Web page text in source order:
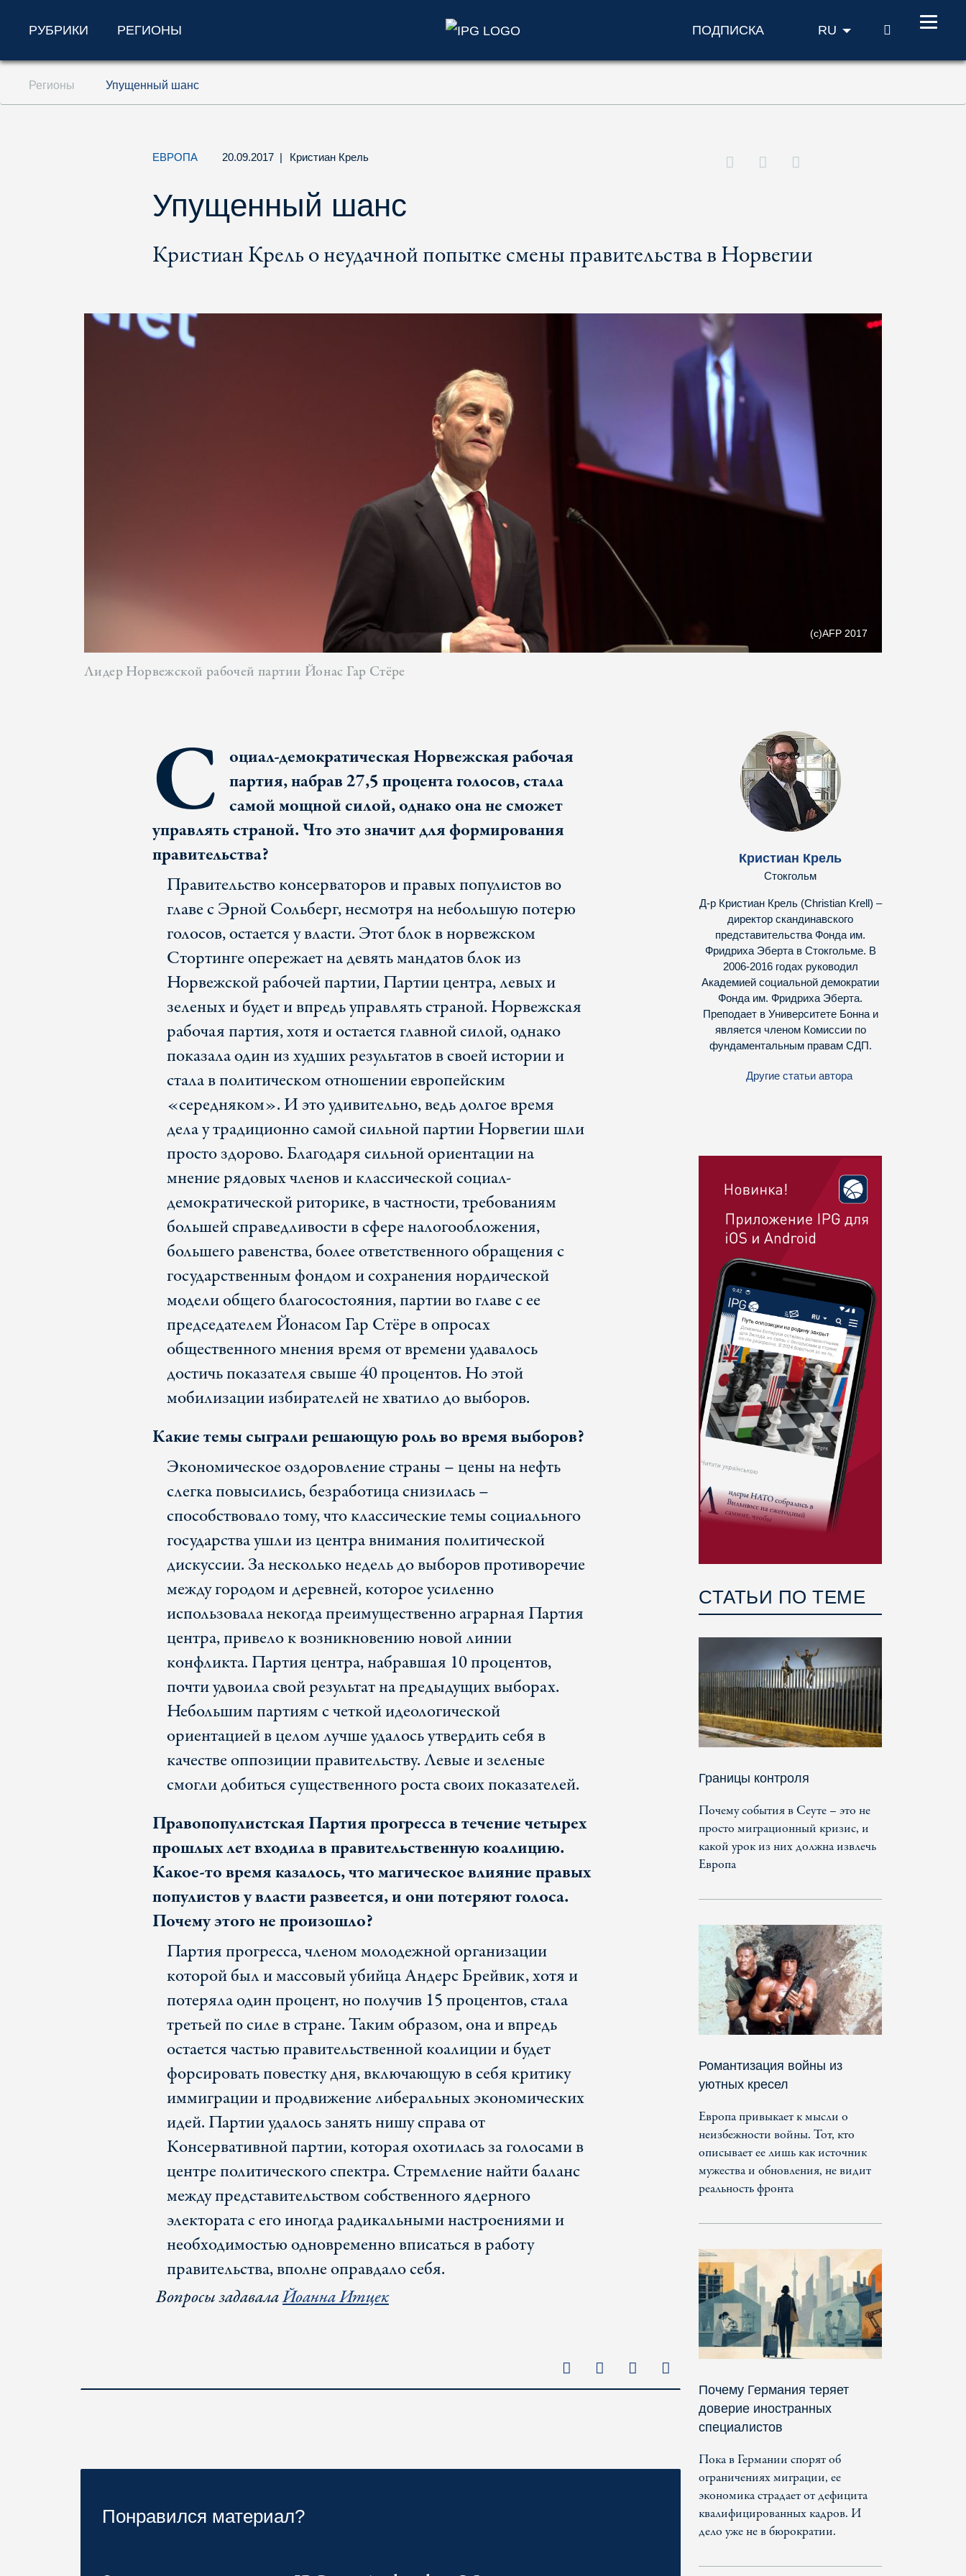
Перейти к содержанию (ключ доступа '1')
Перейти к поиску (ключ доступа '2')
РУБРИКИ РЕГИОНЫ ПОДПИСКА RU ПОИСК
Регионы Упущенный шанс
ЕВРОПА 20.09.2017 | Кристиан Крель
Упущенный шанс
Кристиан Крель о неудачной попытке смены правительства в Норвегии
(с)AFP 2017
Лидер Норвежской рабочей партии Йонас Гар Стёре
С оциал-демократическая Норвежская рабочая
партия, набрав 27,5 процента голосов, стала
самой мощной силой, однако она не сможет
управлять страной. Что это значит для формирования
правительства?
Правительство консерваторов и правых популистов во
главе с Эрной Сольберг, несмотря на небольшую потерю
голосов, остается у власти. Этот блок в норвежском
Стортинге опережает на девять мандатов блок из
Норвежской рабочей партии, Партии центра, левых и
зеленых и будет и впредь управлять страной. Норвежская
рабочая партия, хотя и остается главной силой, однако
показала один из худших результатов в своей истории и
стала в политическом отношении европейским
«середняком». И это удивительно, ведь долгое время
дела у традиционно самой сильной партии Норвегии шли
просто здорово. Благодаря сильной ориентации на
мнение рядовых членов и классической социал-
демократической риторике, в частности, требованиям
большей справедливости в сфере налогообложения,
большего равенства, более ответственного обращения с
государственным фондом и сохранения нордической
модели общего благосостояния, партии во главе с ее
председателем Йонасом Гар Стёре в опросах
общественного мнения время от времени удавалось
достичь показателя свыше 40 процентов. Но этой
мобилизации избирателей не хватило до выборов.
Какие темы сыграли решающую роль во время выборов?
Экономическое оздоровление страны – цены на нефть
слегка повысились, безработица снизилась –
способствовало тому, что классические темы социального
государства ушли из центра внимания политической
дискуссии. За несколько недель до выборов противоречие
между городом и деревней, которое усиленно
использовала некогда преимущественно аграрная Партия
центра, привело к возникновению новой линии
конфликта. Партия центра, набравшая 10 процентов,
почти удвоила свой результат на предыдущих выборах.
Небольшим партиям с четкой идеологической
ориентацией в целом лучше удалось утвердить себя в
качестве оппозиции правительству. Левые и зеленые
смогли добиться существенного роста своих показателей.
Правопопулистская Партия прогресса в течение четырех
прошлых лет входила в правительственную коалицию.
Какое-то время казалось, что магическое влияние правых
популистов у власти развеется, и они потеряют голоса.
Почему этого не произошло?
Партия прогресса, членом молодежной организации
которой был и массовый убийца Андерс Брейвик, хотя и
потеряла один процент, но получив 15 процентов, стала
третьей по силе в стране. Таким образом, она и впредь
остается частью правительственной коалиции и будет
форсировать повестку дня, включающую в себя критику
иммиграции и продвижение либеральных экономических
идей. Партии удалось занять нишу справа от
Консервативной партии, которая охотилась за голосами в
центре политического спектра. Стремление найти баланс
между представительством собственного ядерного
электората с его иногда радикальными настроениями и
необходимостью одновременно вписаться в работу
правительства, вполне оправдало себя.
Вопросы задавалаЙоанна Итцек
Понравился материал?
Кристиан Крель
Стокгольм
Д-р Кристиан Крель (Christian Krell) –
директор скандинавского
представительства Фонда им.
Фридриха Эберта в Стокгольме. В
2006-2016 годах руководил
Академией социальной демократии
Фонда им. Фридриха Эберта.
Преподает в Университете Бонна и
является членом Комиссии по
фундаментальным правам СДП.
Другие статьи автора
СТАТЬИ ПО ТЕМЕ
Границы контроля
Почему события в Сеуте – это не
просто миграционный кризис, и
какой урок из них должна извлечь
Европа
Романтизация войны из
уютных кресел
Европа привыкает к мысли о
неизбежности войны. Тот, кто
описывает ее лишь как источник
мужества и обновления, не видит
реальность фронта
Почему Германия теряет
доверие иностранных
специалистов
Пока в Германии спорят об
ограничениях миграции, ее
экономика страдает от дефицита
квалифицированных кадров. И
дело уже не в бюрократии.